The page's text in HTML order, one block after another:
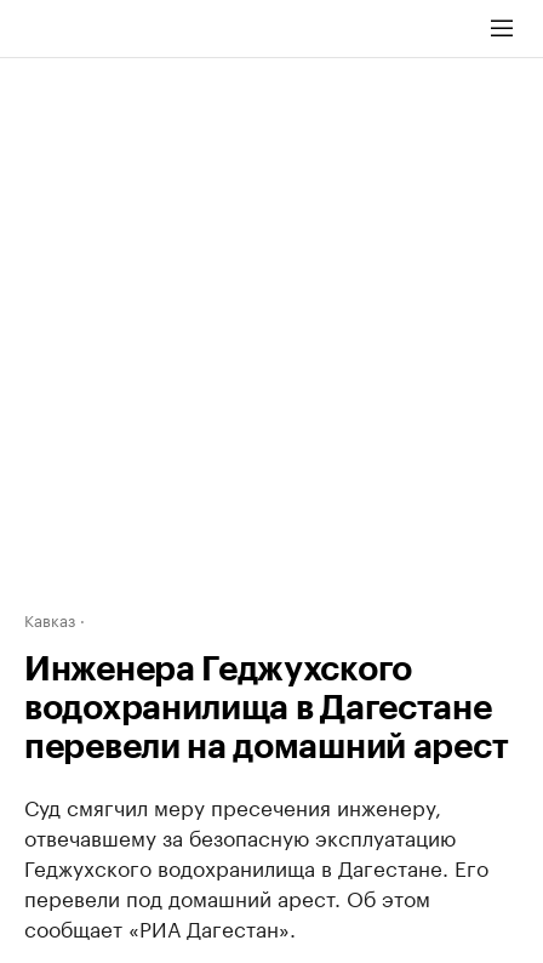
Кавказ
Инженера Геджухского
водохранилища в Дагестане
перевели на домашний арест
Суд смягчил меру пресечения инженеру,
отвечавшему за безопасную эксплуатацию
Геджухского водохранилища в Дагестане. Его
перевели под домашний арест. Об этом
сообщает «РИА Дагестан».